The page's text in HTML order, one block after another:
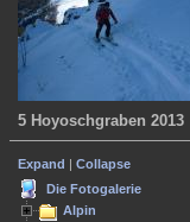
5 Hoyoschgraben 2013
Expand
Collapse
Die Fotogalerie
Alpin